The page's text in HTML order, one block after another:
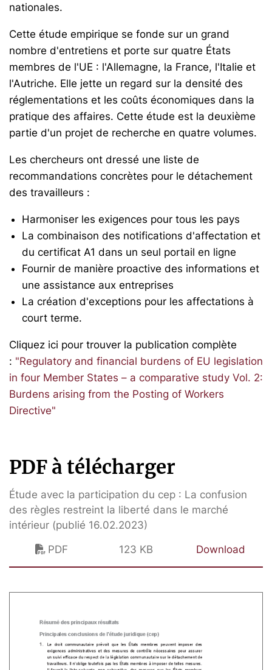
nationales.
Cette étude empirique se fonde sur un grand
nombre d'entretiens et porte sur quatre États
membres de l'UE : l'Allemagne, la France, l'Italie et
l'Autriche. Elle jette un regard sur la densité des
réglementations et les coûts économiques dans la
pratique des affaires. Cette étude est la deuxième
partie d'un projet de recherche en quatre volumes.
Les chercheurs ont dressé une liste de
recommandations concrètes pour le détachement
des travailleurs :
Harmoniser les exigences pour tous les pays
La combinaison des notifications d'affectation et
du certificat A1 dans un seul portail en ligne
Fournir de manière proactive des informations et
une assistance aux entreprises
La création d'exceptions pour les affectations à
court terme.
Cliquez ici pour trouver la publication complète
: "Regulatory and financial burdens of EU legislation
in four Member States – a comparative study Vol. 2:
Burdens arising from the Posting of Workers
Directive"
PDF à télécharger
Étude avec la participation du cep : La confusion
des règles restreint la liberté dans le marché
intérieur (publié 16.02.2023)
PDF
123 KB Download